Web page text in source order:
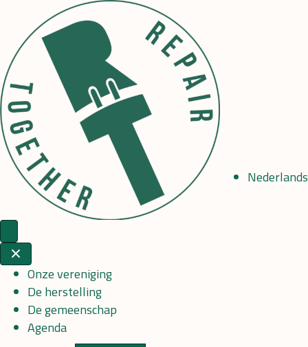
Onze vereniging
De herstelling
De gemeenschap
Agenda
Nederlands